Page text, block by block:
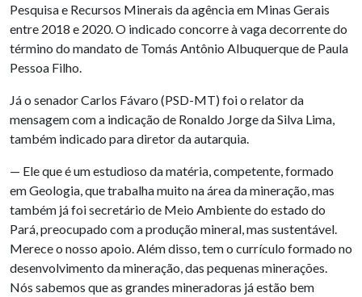
Pesquisa e Recursos Minerais da agência em Minas Gerais
entre 2018 e 2020. O indicado concorre à vaga decorrente do
término do mandato de Tomás Antônio Albuquerque de Paula
Pessoa Filho.
Já o senador Carlos Fávaro (PSD-MT) foi o relator da
mensagem com a indicação de Ronaldo Jorge da Silva Lima,
também indicado para diretor da autarquia.
— Ele que é um estudioso da matéria, competente, formado
em Geologia, que trabalha muito na área da mineração, mas
também já foi secretário de Meio Ambiente do estado do
Pará, preocupado com a produção mineral, mas sustentável.
Merece o nosso apoio. Além disso, tem o currículo formado no
desenvolvimento da mineração, das pequenas minerações.
Nós sabemos que as grandes mineradoras já estão bem